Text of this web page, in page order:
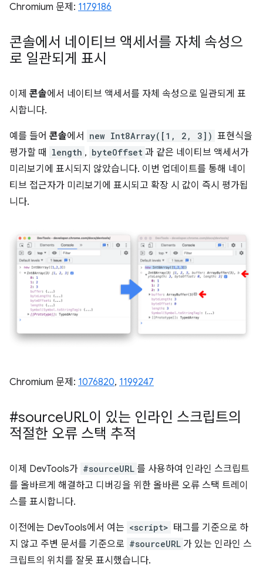
Chromium 문제: 1179186
콘솔에서 네이티브 액세서를 자체 속성으
로 일관되게 표시
이제 콘솔에서 네이티브 액세서를 자체 속성으로 일관되게 표
시합니다.
예를 들어 콘솔에서 new Int8Array([1, 2, 3]) 표현식을
평가할 때
length , byteOffset 과 같은 네이티브 액세서가
미리보기에 표시되지 않았습니다. 이번 업데이트를 통해 네이
티브 접근자가 미리보기에 표시되고 확장 시 값이 즉시 평가됩
니다.
Chromium 문제: 1076820, ​​ 1199247
#sourceURL이 있는 인라인 스크립트의
적절한 오류 스택 추적
이제 DevTools가 #sourceURL 를 사용하여 인라인 스크립트
를 올바르게 해결하고 디버깅을 위한 올바른 오류 스택 트레이
스를 표시합니다.
이전에는 DevTools에서 여는 <script> 태그를 기준으로 하
지 않고 주변 문서를 기준으로 #sourceURL 가 있는 인라인 스
크립트의 위치를 잘못 표시했습니다.